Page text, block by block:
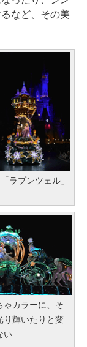
など、その美
ラプンツェル」
ゃカラーに、そ
り輝いたりと変
い